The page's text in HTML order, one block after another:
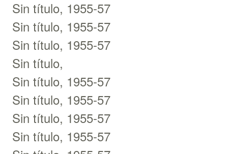
Sin título, 1955-57
Sin título, 1955-57
Sin título, 1955-57
Sin título,
Sin título, 1955-57
Sin título, 1955-57
Sin título, 1955-57
Sin título, 1955-57